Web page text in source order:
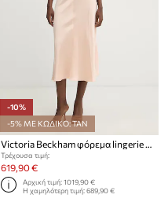
-10%
-5% ΜΕ ΚΩΔΙΚΟ: TAN
Victoria Beckham φόρεμα lingerie με βισκόζη
Τρέχουσα τιμή:
619,90 €
Αρχική τιμή:1019,90 €
Η χαμηλότερη τιμή:689,90 €